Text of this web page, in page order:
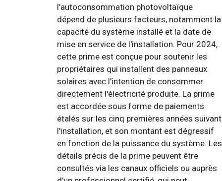
l'autoconsommation photovoltaïque
dépend de plusieurs facteurs, notamment la
capacité du système installé et la date de
mise en service de l'installation. Pour 2024,
cette prime est conçue pour soutenir les
propriétaires qui installent des panneaux
solaires avec l'intention de consommer
directement l'électricité produite. La prime
est accordée sous forme de paiements
étalés sur les cinq premières années suivant
l'installation, et son montant est dégressif
en fonction de la puissance du système. Les
détails précis de la prime peuvent être
consultés via les canaux officiels ou auprès